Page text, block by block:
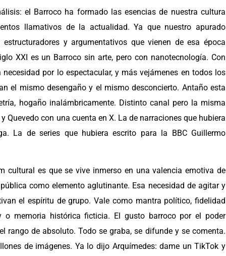
el Barroco ha formado las esencias de nuestra cultura
llamativos de la actualidad. Ya que nuestro apurado
y argumentativos que vienen de esa época
XXI es un Barroco sin arte, pero con nanotecnología. Con
por lo espectacular, y más vejámenes en todos los
el mismo desengaño y el mismo desconcierto. Antaño esta
hogaño inalámbricamente. Distinto canal pero la misma
Quevedo con una cuenta en X. La de narraciones que hubiera
La de series que hubiera escrito para la BBC Guillermo
cultural es que se vive inmerso en una valencia emotiva de
como elemento aglutinante. Esa necesidad de agitar y
el espíritu de grupo. Vale como mantra político, fidelidad
o memoria histórica ficticia. El gusto barroco por el poder
rango de absoluto. Todo se graba, se difunde y se comenta.
de imágenes. Ya lo dijo Arquímedes: dame un TikTok y